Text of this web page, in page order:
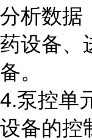
分析数据
药设备、
备。
4.泵控单
设备的控